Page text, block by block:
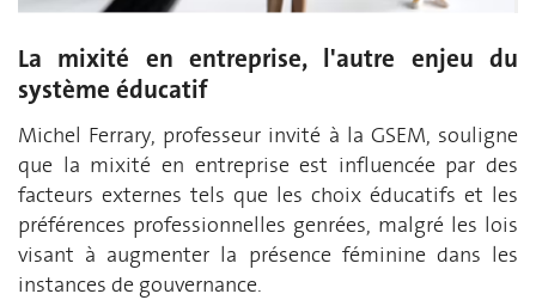
La mixité en entreprise, l'autre enjeu du
système éducatif
Michel Ferrary, professeur invité à la GSEM, souligne
que la mixité en entreprise est influencée par des
facteurs externes tels que les choix éducatifs et les
préférences professionnelles genrées, malgré les lois
visant à augmenter la présence féminine dans les
instances de gouvernance.